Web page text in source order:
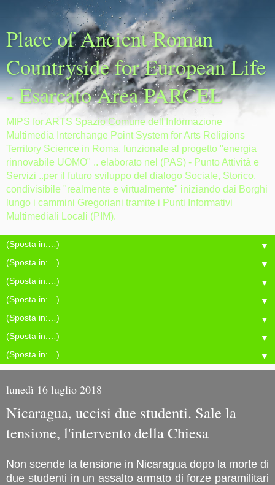
Place of Ancient Roman
Countryside for European Life
- Esarcato Area PARCEL
MIPS for ARTS Spazio Comune dell'Informazione
Multimedia Interchange Point System for Arts Religions
Territory Science in Roma, funzionale al progetto "energia
rinnovabile UOMO" .. elaborato nel (PAS) - Punto Attività e
Servizi ..per il futuro sviluppo del dialogo Sociale, Storico,
condivisibile "realmente e virtualmente" iniziando dai Borghi
lungo i cammini Gregoriani tramite i Punti Informativi
Multimediali Locali (PIM).
▼
▼
▼
▼
▼
▼
▼
lunedì 16 luglio 2018
Nicaragua, uccisi due studenti. Sale la
tensione, l'intervento della Chiesa
Non scende la tensione in Nicaragua dopo la morte di
due studenti in un assalto armato di forze paramilitari